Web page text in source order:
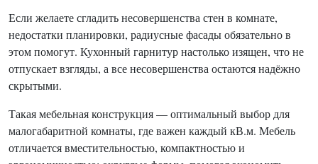
Если желаете сгладить несовершенства стен в комнате,
недостатки планировки, радиусные фасады обязательно в
этом помогут. Кухонный гарнитур настолько изящен, что не
отпускает взгляды, а все несовершенства остаются надёжно
скрытыми.
Такая мебельная конструкция — оптимальный выбор для
малогабаритной комнаты, где важен каждый кВ.м. Мебель
отличается вместительностью, компактностью и